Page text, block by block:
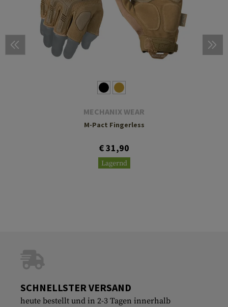
MECHANIX WEAR
M-Pact Fingerless
€ 31,90
Lagernd
SCHNELLSTER VERSAND
heute bestellt und in 2-3 Tagen innerhalb